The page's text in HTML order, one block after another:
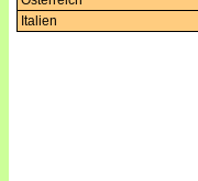
Italien